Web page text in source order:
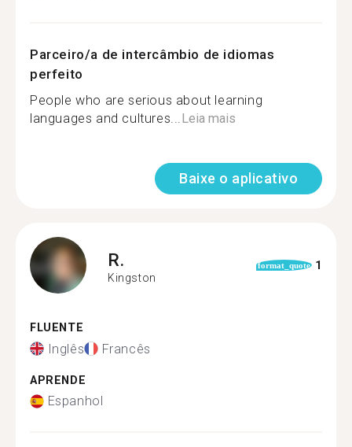
Parceiro/a de intercâmbio de idiomas
perfeito
People who are serious about learning
languages and cultures...Leia mais
Baixe o aplicativo
R.
Kingston
format_quote 1
FLUENTE
Inglês Francês
APRENDE
Espanhol